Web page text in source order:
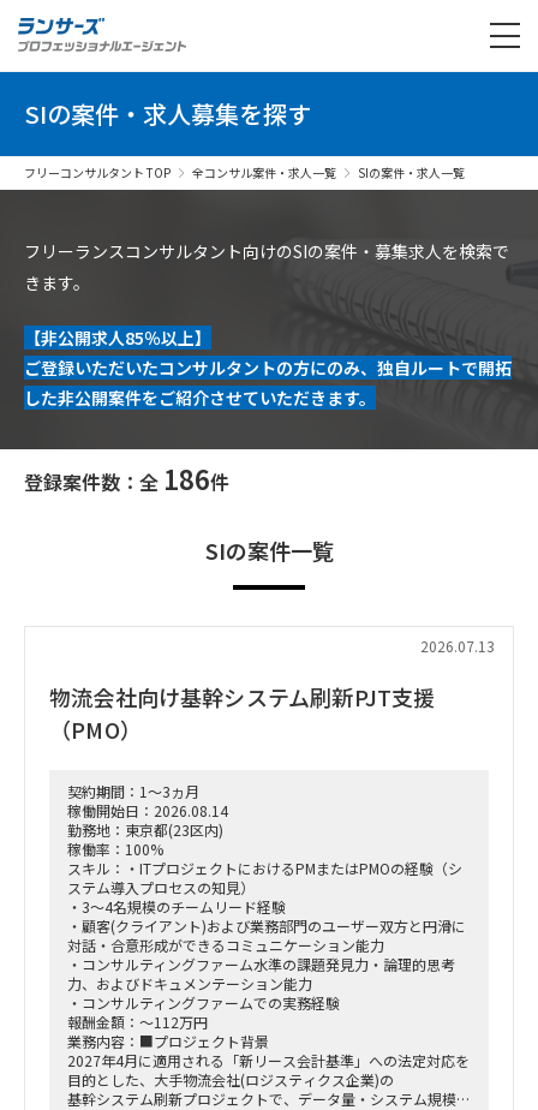
SIの案件・求人募集を探す
フリーコンサルタント TOP 全コンサル案件・求人一覧 SIの案件・求人一覧
フリーランスコンサルタント向けのSIの案件・募集求人を検索で
きます。
【非公開求人85％以上】
ご登録いただいたコンサルタントの方にのみ、独自ルートで開拓
した非公開案件をご紹介させていただきます。
登録案件数：全 186件
SIの案件一覧
2026.07.13
物流会社向け基幹システム刷新PJT支援
（PMO）
契約期間：1～3ヵ月
稼働開始日：2026.08.14
勤務地：東京都(23区内)
稼働率：100%
スキル：・ITプロジェクトにおけるPMまたはPMOの経験（シ
ステム導入プロセスの知見）
・3〜4名規模のチームリード経験
・顧客(クライアント)および業務部門のユーザー双方と円滑に
対話・合意形成ができるコミュニケーション能力
・コンサルティングファーム水準の課題発見力・論理的思考
力、およびドキュメンテーション能力
・コンサルティングファームでの実務経験
報酬金額：～112万円
業務内容：■プロジェクト背景
2027年4月に適用される「新リース会計基準」への法定対応を
目的とした、大手物流会社(ロジスティクス企業)の
基幹システム刷新プロジェクトで、データ量・システム規模と